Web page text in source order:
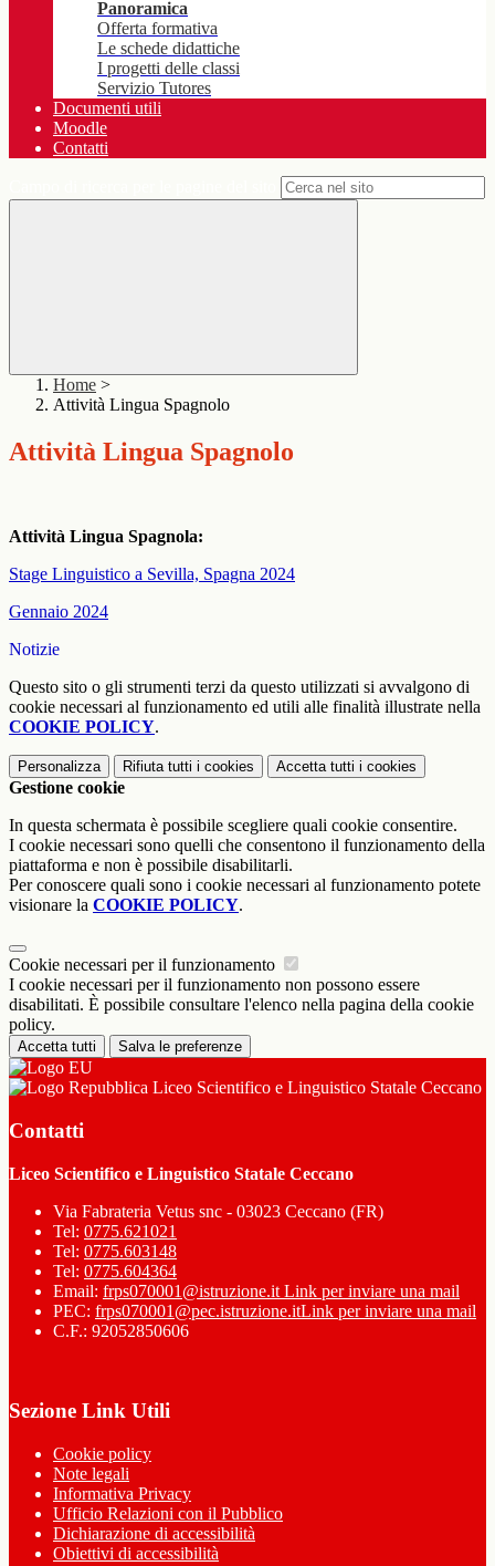
Panoramica
Offerta formativa
Le schede didattiche
I progetti delle classi
Servizio Tutores
Documenti utili
Moodle
Contatti
Home >
Attività Lingua Spagnolo
Attività Lingua Spagnolo
Attività Lingua Spagnola:
Stage Linguistico a Sevilla, Spagna 2024
Gennaio 2024
Notizie
Questo sito o gli strumenti terzi da questo utilizzati si avvalgono di
cookie necessari al funzionamento ed utili alle finalità illustrate nella
COOKIE POLICY.
Personalizza Rifiuta tutti i cookies Accetta tutti i cookies
Gestione cookie
In questa schermata è possibile scegliere quali cookie consentire.
I cookie necessari sono quelli che consentono il funzionamento della
piattaforma e non è possibile disabilitarli.
Per conoscere quali sono i cookie necessari al funzionamento potete
visionare la COOKIE POLICY.
Cookie necessari per il funzionamento
I cookie necessari per il funzionamento non possono essere
disabilitati. È possibile consultare l'elenco nella pagina della cookie
policy.
Accetta tutti Salva le preferenze
Liceo Scientifico e Linguistico Statale Ceccano
Contatti
Liceo Scientifico e Linguistico Statale Ceccano
Via Fabrateria Vetus snc - 03023 Ceccano (FR)
Tel: 0775.621021
Tel: 0775.603148
Tel: 0775.604364
Email: frps070001@istruzione.it Link per inviare una mail
PEC: frps070001@pec.istruzione.itLink per inviare una mail
C.F.: 92052850606
Sezione Link Utili
Cookie policy
Note legali
Informativa Privacy
Ufficio Relazioni con il Pubblico
Dichiarazione di accessibilità
Obiettivi di accessibilità